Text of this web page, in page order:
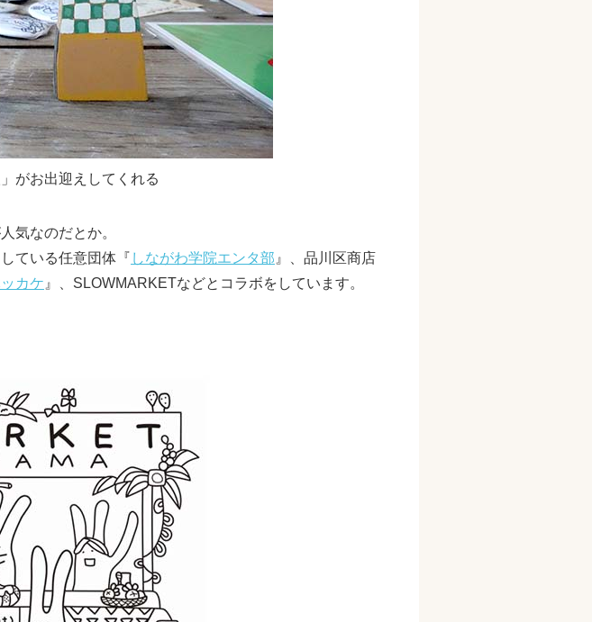
がお出迎えしてくれる
気なのだとか。
ている任意団体『 しながわ学院エンタ部 』、品川区商店
カケ 』、SLOWMARKETなどとコラボをしています。